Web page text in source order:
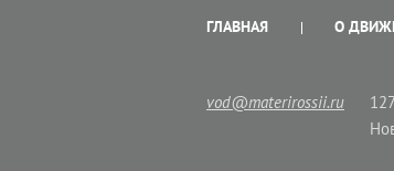
ГЛАВНАЯ О
vod@materirossii.ru